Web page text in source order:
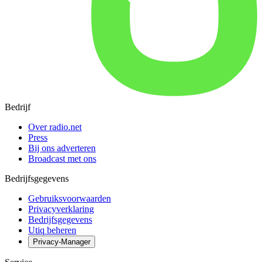
Bedrijf
Over radio.net
Press
Bij ons adverteren
Broadcast met ons
Bedrijfsgegevens
Gebruiksvoorwaarden
Privacyverklaring
Bedrijfsgegevens
Utiq beheren
Privacy-Manager